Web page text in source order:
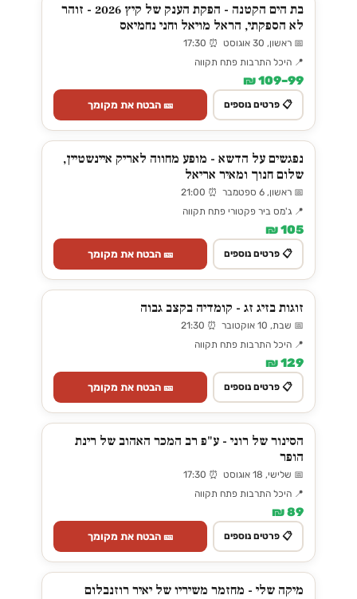
בת הים הקטנה - הפקת הענק של קיץ 2026 - זוהר
לא הספקתי, הראל מויאל וחני נחמיאס
📅 ראשון, 30 אוגוסט ⏰ 17:30
📍 היכל התרבות פתח תקווה
99–109 ₪
📋 פרטים נוספים 🎫 הבטח את מקומך
נפגשים על הדשא - מופע מחווה לאריק איינשטיין,
שלום חנוך ומאיר אריאל
📅 ראשון, 6 ספטמבר ⏰ 21:00
📍 ג'מס ביר פקטורי פתח תקווה
105 ₪
📋 פרטים נוספים 🎫 הבטח את מקומך
זוגות בזיג זג - קומדיה בקצב גבוה
📅 שבת, 10 אוקטובר ⏰ 21:30
📍 היכל התרבות פתח תקווה
129 ₪
📋 פרטים נוספים 🎫 הבטח את מקומך
הסינור של רוני - ע"פ רב המכר האהוב של רינת
הופר
📅 שלישי, 18 אוגוסט ⏰ 17:30
📍 היכל התרבות פתח תקווה
89 ₪
📋 פרטים נוספים 🎫 הבטח את מקומך
מיקה שלי - מחזמר משיריו של יאיר רוזנבלום